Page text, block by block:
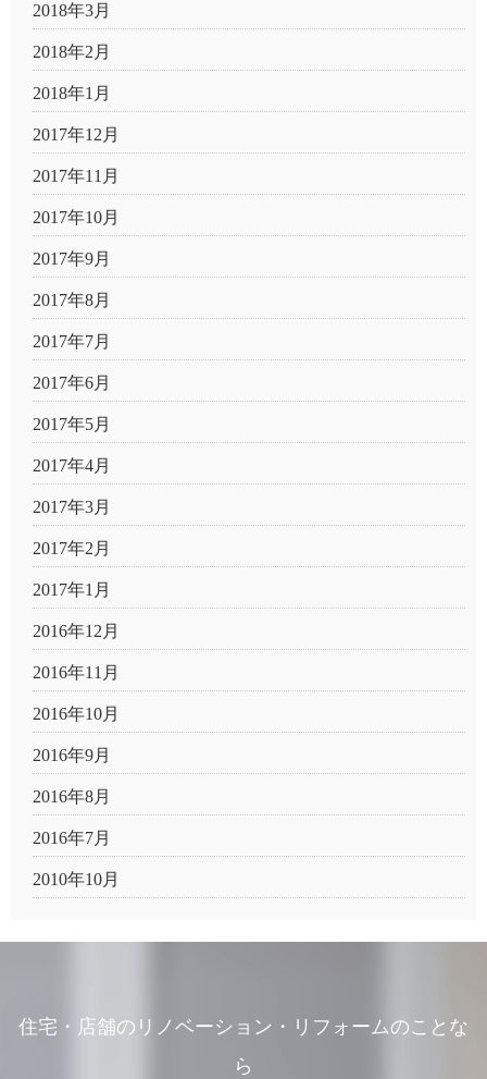
2018年3月
2018年2月
2018年1月
2017年12月
2017年11月
2017年10月
2017年9月
2017年8月
2017年7月
2017年6月
2017年5月
2017年4月
2017年3月
2017年2月
2017年1月
2016年12月
2016年11月
2016年10月
2016年9月
2016年8月
2016年7月
2010年10月
住宅・店舗のリノベーション・リフォームのことな
ら